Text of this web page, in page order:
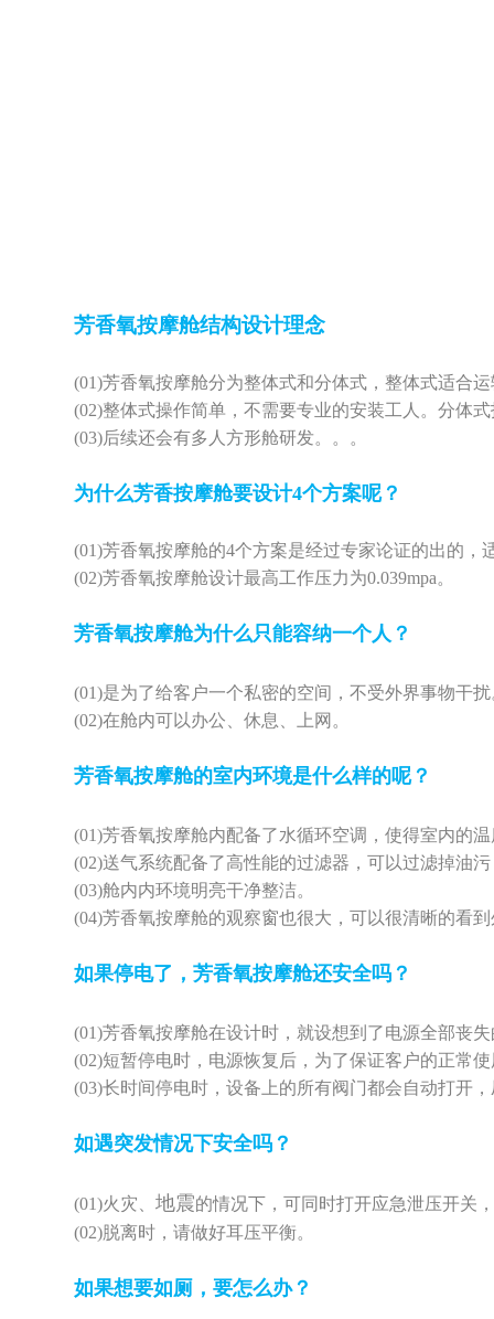
芳香氧按摩舱结构设计理念
(01)芳香氧按摩舱分为整体式和分体式，整体式适合
(02)整体式操作简单，不需要专业的安装工人。分体
(03)后续还会有多人方形舱研发。。。
为什么芳香按摩舱要设计4个方案呢？
(01)芳香氧按摩舱的4个方案是经过专家论证的出的，
(02)芳香氧按摩舱设计最高工作压力为0.039mpa。
芳香氧按摩舱为什么只能容纳一个人？
(01)是为了给客户一个私密的空间，不受外界事物干扰
(02)在舱内可以办公、休息、上网。
芳香氧按摩舱的室内环境是什么样的呢？
(01)芳香氧按摩舱内配备了水循环空调，使得室内的
(02)送气系统配备了高性能的过滤器，可以过滤掉油
(03)舱内内环境明亮干净整洁。
(04)芳香氧按摩舱的观察窗也很大，可以很清晰的看
如果停电了，芳香氧按摩舱还安全吗？
(01)芳香氧按摩舱在设计时，就设想到了电源全部丧
(02)短暂停电时，电源恢复后，为了保证客户的正常
(03)长时间停电时，设备上的所有阀门都会自动打开
如遇突发情况下安全吗？
(01)火灾、 地震的情况下，可同时打开应急泄压开关
(02)脱离时，请做好耳压平衡。
如果想要如厕，要怎么办？